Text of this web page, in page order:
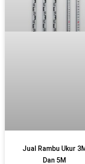
Jual Rambu Ukur
Dan 5M